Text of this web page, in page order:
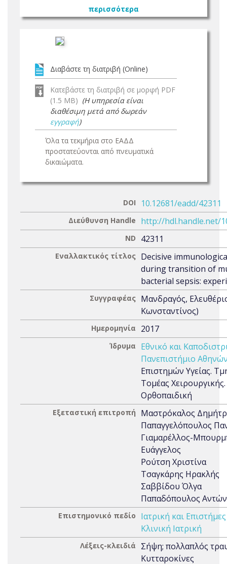
περισσότερα
Διαβάστε τη διατριβή (Online)
Κατεβάστε τη διατριβή σε μορφή PDF
(1.5 MB) (Η υπηρεσία είναι
διαθέσιμη μετά από δωρεάν
εγγραφή)
Όλα τα τεκμήρια στο ΕΑΔΔ
προστατεύονται από πνευματικά
δικαιώματα.
DOI 10.12681/eadd/42311
Διεύθυνση Handle http://hdl.handle.net/
ND 42311
Εναλλακτικός τίτλος Decisive
during transition of
bacterial sepsis:
Συγγραφέας Μανδραγός,
Κωνσταντίνος)
Ημερομηνία 2017
Ίδρυμα
Εθνικό και
Πανεπιστήμιο
Επιστημών Υγείας.
Τομέας
Ορθοπαιδική
Εξεταστική επιτροπή
Μαστρόκαλος
Παπαγγελόπουλος
Γιαμαρέλλος-
Ευάγγελος
Ρούτση Χριστίνα
Τσαγκάρης Ηρακλής
Σαββίδου Όλγα
Παπαδόπουλος
Επιστημονικό πεδίο
Ιατρική και
Κλινική Ιατρική
Λέξεις-κλειδιά
Σήψη; πολλαπλός
Κυτταροκίνες